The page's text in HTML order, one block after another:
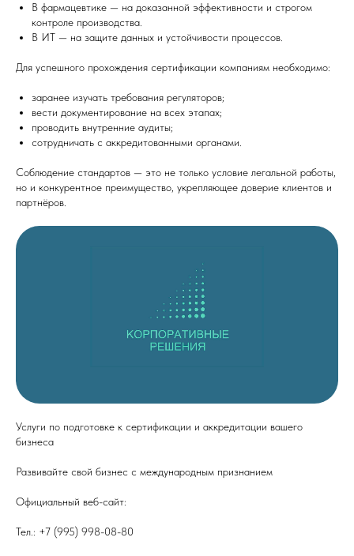
В фармацевтике — на доказанной эффективности и строгом
контроле производства.
В ИТ — на защите данных и устойчивости процессов.
Для успешного прохождения сертификации компаниям необходимо:
заранее изучать требования регуляторов;
вести документирование на всех этапах;
проводить внутренние аудиты;
сотрудничать с аккредитованными органами.
Соблюдение стандартов — это не только условие легальной работы,
но и конкурентное преимущество, укрепляющее доверие клиентов и
партнёров.
Услуги по подготовке к сертификации и аккредитации вашего
бизнеса
Развивайте свой бизнес с международным признанием
Официальный веб-сайт:
Тел.: +7 (995) 998-08-80